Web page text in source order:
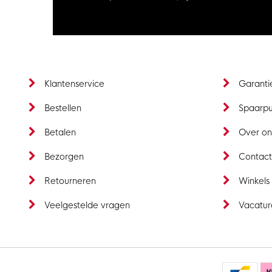
Klantenservice
Bestellen
Betalen
Bezorgen
Retourneren
Veelgestelde vragen
Over
Contact
Winkels